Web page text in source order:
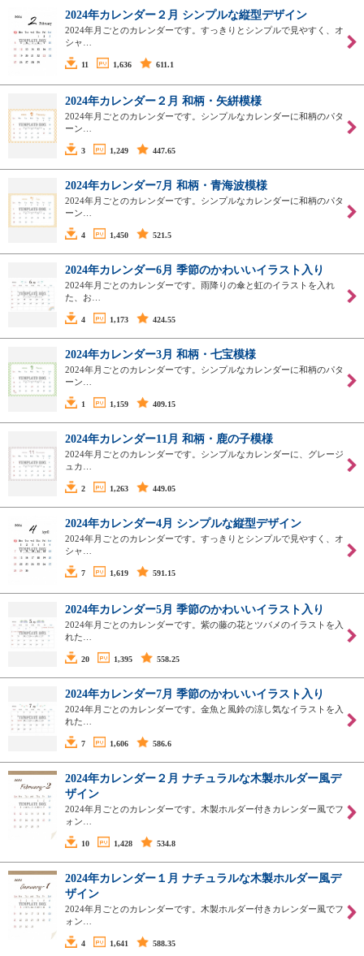
2024年カレンダー２月 シンプルな縦型デザイン
2024年月ごとのカレンダーです。すっきりとシンプルで見やすく、オ
シャ…
11 1,636 611.1
2024年カレンダー２月 和柄・矢絣模様
2024年月ごとのカレンダーです。シンプルなカレンダーに和柄のパタ
ーン…
3 1,249 447.65
2024年カレンダー7月 和柄・青海波模様
2024年月ごとのカレンダーです。シンプルなカレンダーに和柄のパタ
ーン…
4 1,450 521.5
2024年カレンダー6月 季節のかわいいイラスト入り
2024年月ごとのカレンダーです。雨降りの傘と虹のイラストを入れ
た、お…
4 1,173 424.55
2024年カレンダー3月 和柄・七宝模様
2024年月ごとのカレンダーです。シンプルなカレンダーに和柄のパタ
ーン…
1 1,159 409.15
2024年カレンダー11月 和柄・鹿の子模様
2024年月ごとのカレンダーです。シンプルなカレンダーに、グレージ
ュカ…
2 1,263 449.05
2024年カレンダー4月 シンプルな縦型デザイン
2024年月ごとのカレンダーです。すっきりとシンプルで見やすく、オ
シャ…
7 1,619 591.15
2024年カレンダー5月 季節のかわいいイラスト入り
2024年月ごとのカレンダーです。紫の藤の花とツバメのイラストを入
れた…
20 1,395 558.25
2024年カレンダー7月 季節のかわいいイラスト入り
2024年月ごとのカレンダーです。金魚と風鈴の涼し気なイラストを入
れた…
7 1,606 586.6
2024年カレンダー２月 ナチュラルな木製ホルダー風デ
ザイン
2024年月ごとのカレンダーです。木製ホルダー付きカレンダー風でフ
ォン…
10 1,428 534.8
2024年カレンダー１月 ナチュラルな木製ホルダー風デ
ザイン
2024年月ごとのカレンダーです。木製ホルダー付きカレンダー風でフ
ォン…
4 1,641 588.35